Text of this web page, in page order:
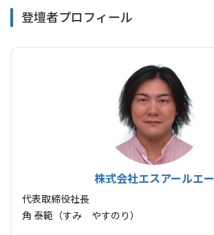
登壇者プロフィール
株式会社エスアールエー
代表取締役社長
角 泰範（すみ やすのり）